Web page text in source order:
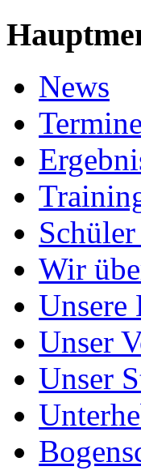
News
Termine
Wir
Unsere
Unser
Unser